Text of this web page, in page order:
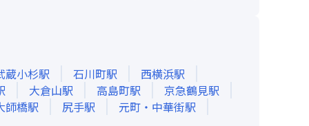
蔵小杉駅 石川町駅 西横浜駅
大倉山駅 高島町駅 京急鶴見駅
師橋駅 尻手駅 元町・中華街駅